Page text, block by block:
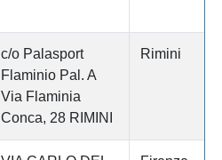
c/o Palasport
Flaminio Pal. A
Via Flaminia
Conca, 28 RIMINI
Rimini